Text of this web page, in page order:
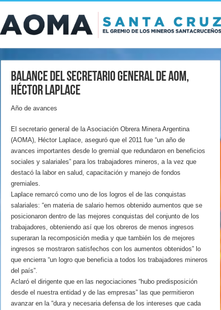
Balance del secretario general de AOM,
Héctor Laplace
Año de avances
El secretario general de la Asociación Obrera Minera Argentina
(AOMA), Héctor Laplace, aseguró que el 2011 fue “un año de
avances importantes desde lo gremial que redundaron en beneficios
sociales y salariales” para los trabajadores mineros, a la vez que
destacó la labor en salud, capacitación y manejo de fondos
gremiales.
Laplace remarcó como uno de los logros el de las conquistas
salariales: “en materia de salario hemos obtenido aumentos que se
posicionaron dentro de las mejores conquistas del conjunto de los
trabajadores, obteniendo así que los obreros de menos ingresos
superaran la recomposición media y que también los de mejores
ingresos se mostraron satisfechos con los aumentos obtenidos” lo
que encierra “un logro que beneficia a todos los trabajadores mineros
del país”.
Aclaró el dirigente que en las negociaciones “hubo predisposición
desde el nuestra entidad y de las empresas” las que permitieron
avanzar en la “dura y necesaria defensa de los intereses que cada